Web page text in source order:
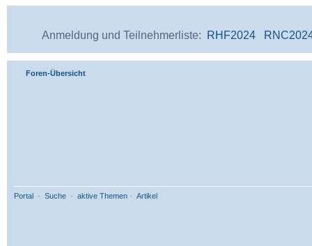
Anmeldung und Teilnehmerliste: RHF2024
Foren-Übersicht
Portal · Suche · aktive Themen · Artikel